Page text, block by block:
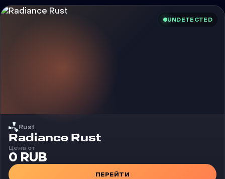
UNDETECTED
Rust
Чит
Radiance Rust
Цена от
0 RUB
ПЕРЕЙТИ